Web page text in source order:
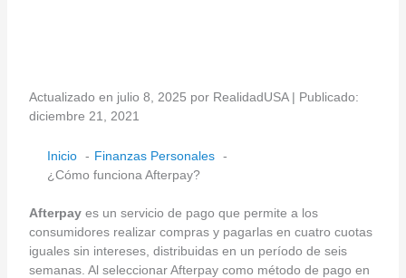
Actualizado en julio 8, 2025 por RealidadUSA | Publicado:
diciembre 21, 2021
Inicio
Finanzas Personales
¿Cómo funciona Afterpay?
Afterpayes un servicio de pago que permite a los
consumidores realizar compras y pagarlas en cuatro cuotas
iguales sin intereses, distribuidas en un período de seis
semanas. Al seleccionar Afterpay como método de pago en